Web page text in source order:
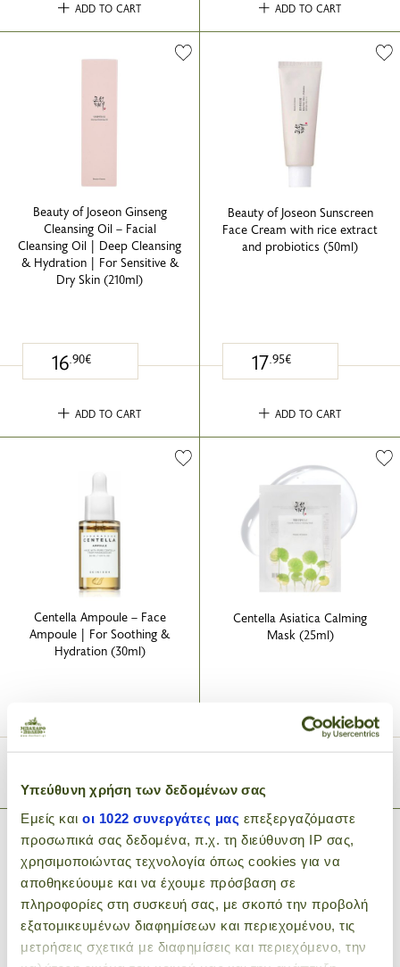
Υπεύθυνη χρήση των δεδομένων σας
Εμείς και οι 1022 συνεργάτες μας επεξεργαζόμαστε
προσωπικά σας δεδομένα, π.χ. τη διεύθυνση IP σας,
χρησιμοποιώντας τεχνολογία όπως cookies για να
αποθηκεύουμε και να έχουμε πρόσβαση σε
πληροφορίες στη συσκευή σας, με σκοπό την προβολή
εξατομικευμένων διαφημίσεων και περιεχομένου, τις
μετρήσεις σχετικά με διαφημίσεις και περιεχόμενο, την
ADD TO CART ADD TO CART
Beauty of Joseon Ginseng
Cleansing Oil – Facial
Cleansing Oil | Deep Cleansing
& Hydration | For Sensitive &
Dry Skin (210ml)
16.90€
ADD TO CART
Beauty of Joseon Sunscreen
Face Cream with rice extract
and probiotics (50ml)
17.95€
ADD TO CART
Centella Ampoule – Face
Ampoule | For Soothing &
Hydration (30ml)
ADD TO CART
Centella Asiatica Calming
Mask (25ml)